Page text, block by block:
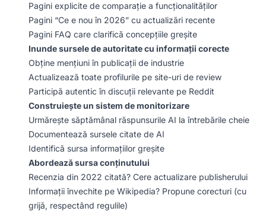
Pagini explicite de comparație a funcționalităților
Pagini “Ce e nou în 2026” cu actualizări recente
Pagini FAQ care clarifică concepțiile greșite
Inunde sursele de autoritate cu informații corecte
Obține mențiuni în publicații de industrie
Actualizează toate profilurile pe site-uri de review
Participă autentic în discuții relevante pe Reddit
Construiește un sistem de monitorizare
Urmărește săptămânal răspunsurile AI la întrebările cheie
Documentează sursele citate de AI
Identifică sursa informațiilor greșite
Abordează sursa conținutului
Recenzia din 2022 citată? Cere actualizare publisherului
Informații învechite pe Wikipedia? Propune corecturi (cu
grijă, respectând regulile)